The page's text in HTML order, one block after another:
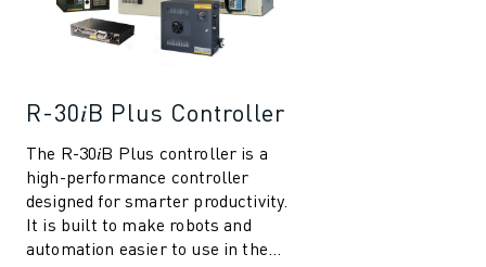
R-30𝑖B Plus Controller
The R-30𝑖B Plus controller is a
high-performance controller
designed for smarter productivity.
It is built to make robots and
automation easier to use in the